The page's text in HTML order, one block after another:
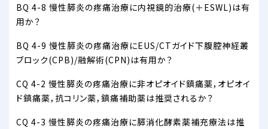
BQ 4-8 慢性膵炎の疼痛治療に内視鏡的治療(＋ESWL)は有
用か？
BQ 4-9 慢性膵炎の疼痛治療にEUS/CTガイド下腹腔神経叢
ブロック(CPB)/融解術(CPN)は有用か？
CQ 4-2 慢性膵炎の疼痛治療に非オピオイド鎮痛薬，オピオイ
ド鎮痛薬，抗コリン薬，鎮痛補助薬は推奨されるか？
CQ 4-3 慢性膵炎の疼痛治療に膵消化酵素薬補充療法は推